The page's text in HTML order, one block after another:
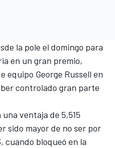
la pole el domingo para
en un gran premio,
equipo George Russell en
controlado gran parte
ventaja de 5,515
sido mayor de no ser por
cuando bloqueó en la